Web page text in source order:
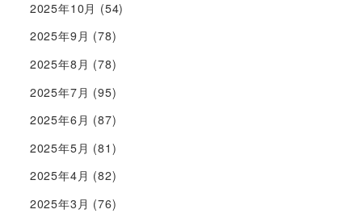
2025年10月 (54)
2025年9月 (78)
2025年8月 (78)
2025年7月 (95)
2025年6月 (87)
2025年5月 (81)
2025年4月 (82)
2025年3月 (76)